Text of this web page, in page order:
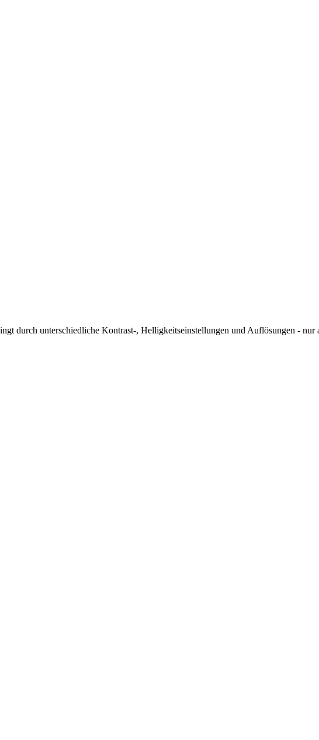
durch unterschiedliche Kontrast-, Helligkeitseinstellungen und Auflösungen - nur